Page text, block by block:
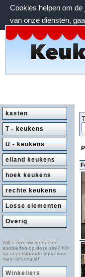
Cookies helpen om
van onze diensten,
zondag 9 augustus
kasten
T - keukens
U - keukens
eiland keukens
hoek keukens
rechte keukens
Losse elementen
Overig
Wilt u ook uw producten
aanbieden op deze site? Klik
op onderstaande knop voor
meer informatie!
Winkeliers